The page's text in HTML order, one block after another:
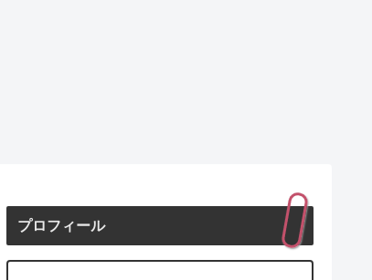
プロフィール